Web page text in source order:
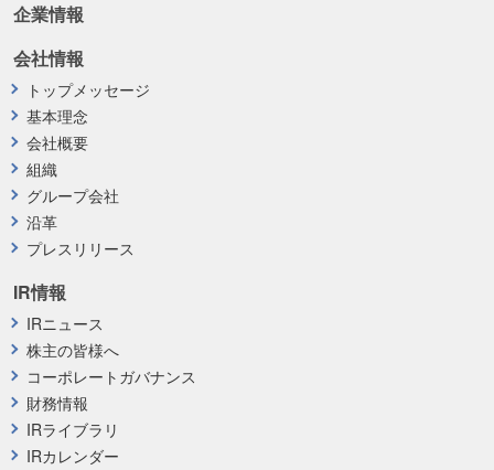
企業情報
会社情報
トップメッセージ
基本理念
会社概要
組織
グループ会社
沿革
プレスリリース
IR情報
IRニュース
株主の皆様へ
コーポレートガバナンス
財務情報
IRライブラリ
IRカレンダー